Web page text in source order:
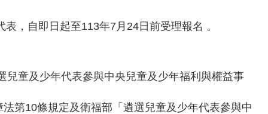
，自即日起至113年7月24日前受理報名 。
童及少年代表參與中央兒童及少年福利與權益事
第10條規定及衛福部「遴選兒童及少年代表參與中